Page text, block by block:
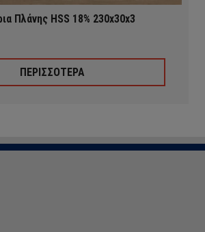
Πλάνης HSS 18% 230x30x3
ΠΕΡΙΣΣΟΤΕΡΑ